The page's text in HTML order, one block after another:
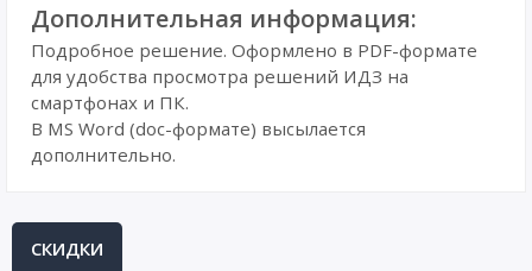
Дополнительная информация:
Подробное решение. Оформлено в PDF-формате
для удобства просмотра решений ИДЗ на
смартфонах и ПК.
В MS Word (doc-формате) высылается
дополнительно.
СКИДКИ